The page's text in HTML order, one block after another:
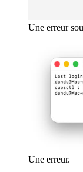
Une erreur
Une erreur.